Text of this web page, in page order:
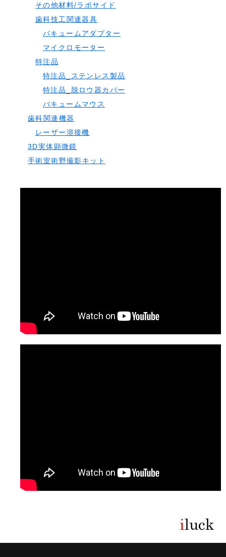
その他材料/ラボサイド
歯科技工関連器具
バキュームアダプター
マイクロモーター
特注品
特注品_ステンレス製品
特注品_脱ロウ器カバー
バキュームマウス
歯科関連機器
レーザー溶接機
3D実体顕微鏡
手術室術野撮影キット